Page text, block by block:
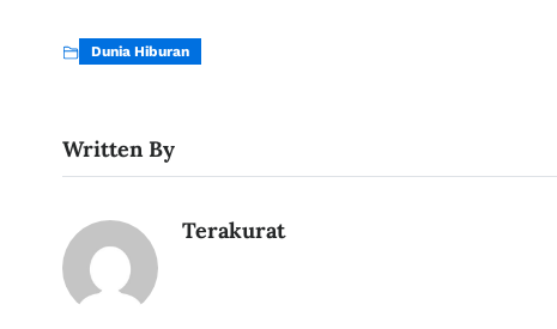
Dunia Hiburan
Written By
Terakurat